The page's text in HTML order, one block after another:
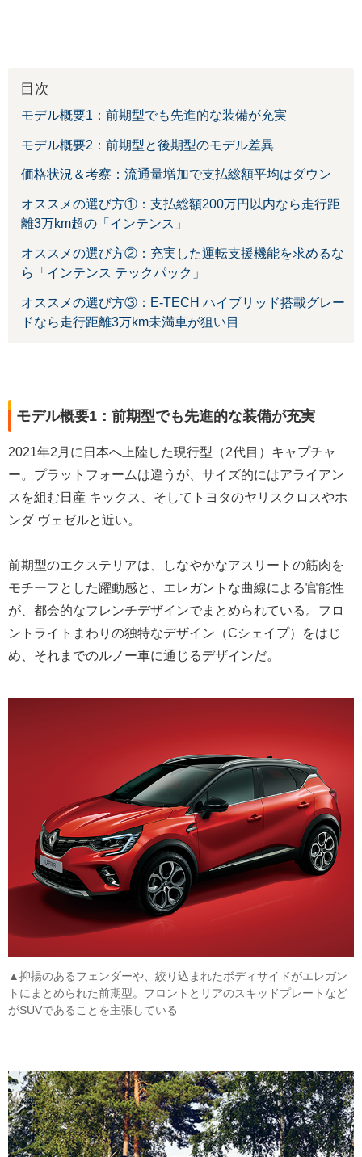
目次
モデル概要1：前期型でも先進的な装備が充実
モデル概要2：前期型と後期型のモデル差異
価格状況＆考察：流通量増加で支払総額平均はダウン
オススメの選び方①：支払総額200万円以内なら走行距
離3万km超の「インテンス」
オススメの選び方②：充実した運転支援機能を求めるな
ら「インテンス テックパック」
オススメの選び方③：E-TECH ハイブリッド搭載グレー
ドなら走行距離3万km未満車が狙い目
モデル概要1：前期型でも先進的な装備が充実
2021年2月に日本へ上陸した現行型（2代目）キャプチャ
ー。プラットフォームは違うが、サイズ的にはアライアン
スを組む日産 キックス、そしてトヨタのヤリスクロスやホ
ンダ ヴェゼルと近い。
前期型のエクステリアは、しなやかなアスリートの筋肉を
モチーフとした躍動感と、エレガントな曲線による官能性
が、都会的なフレンチデザインでまとめられている。フロ
ントライトまわりの独特なデザイン（Cシェイプ）をはじ
め、それまでのルノー車に通じるデザインだ。
▲抑揚のあるフェンダーや、絞り込まれたボディサイドがエレガン
トにまとめられた前期型。フロントとリアのスキッドプレートなど
がSUVであることを主張している